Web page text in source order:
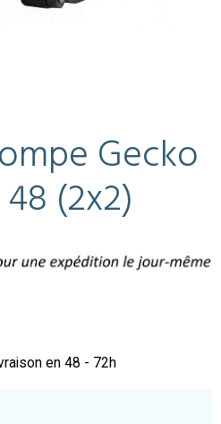
Gecko
(2x2)
en 48 - 72h